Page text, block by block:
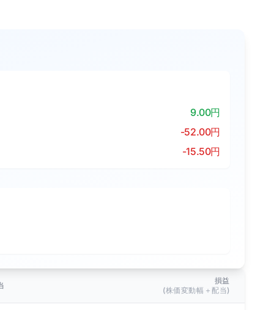
9.00円
-52.00円
-15.50円
損益
(株価変動幅＋配当)